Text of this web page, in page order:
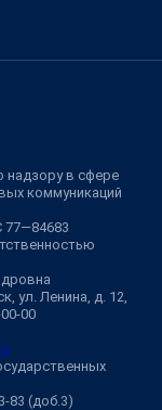
надзору в сфере
коммуникаций
ул. Ленина, д. 12,
00
83 (доб.3)